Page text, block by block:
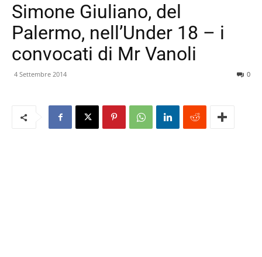
Simone Giuliano, del
Palermo, nell’Under 18 – i
convocati di Mr Vanoli
4 Settembre 2014 0